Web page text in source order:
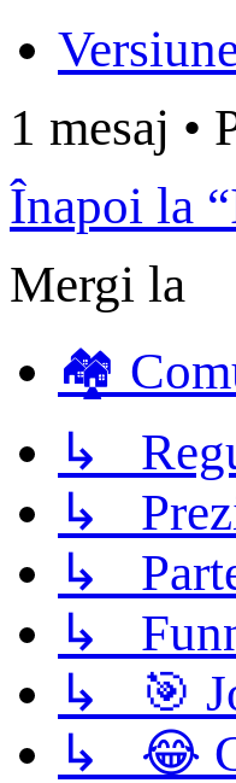
1 mesaj •
Înapoi la
Mergi la
🏘️
↳
↳
↳
↳
↳ 🎯
↳ 😂